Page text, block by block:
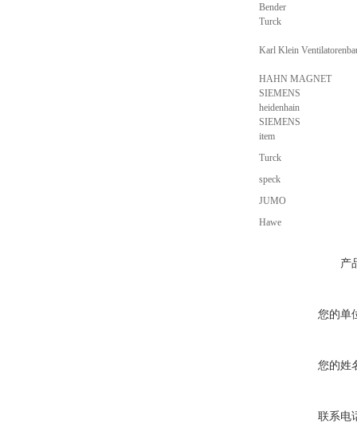
Bender
Turck
Karl Klein
HAHN MAGNET
SIEMENS
heidenhain
SIEMENS
item
Turck
speck
JUMO
Hawe
产
您的单
您的姓
联系电